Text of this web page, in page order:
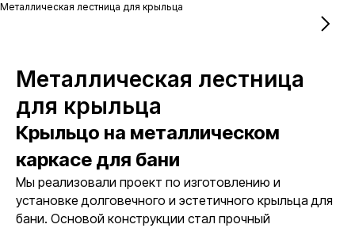
Металлическая лестница для крыльца
Металлическая лестница
для крыльца
Крыльцо на металлическом
каркасе для бани
Мы реализовали проект по изготовлению и
установке долговечного и эстетичного крыльца для
бани. Основой конструкции стал прочный